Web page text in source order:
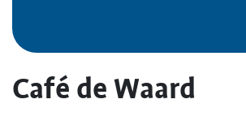
Café de Waard